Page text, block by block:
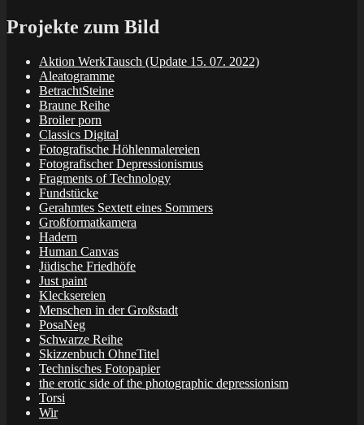
Projekte zum Bild
Aktion WerkTausch (Update 15. 07. 2022)
Aleatogramme
BetrachtSteine
Braune Reihe
Broiler porn
Classics Digital
Fotografische Höhlenmalereien
Fotografischer Depressionismus
Fragments of Technology
Fundstücke
Gerahmtes Sextett eines Sommers
Großformatkamera
Hadern
Human Canvas
Jüdische Friedhöfe
Just paint
Klecksereien
Menschen in der Großstadt
PosaNeg
Schwarze Reihe
Skizzenbuch OhneTitel
Technisches Fotopapier
the erotic side of the photographic depressionism
Torsi
Wir